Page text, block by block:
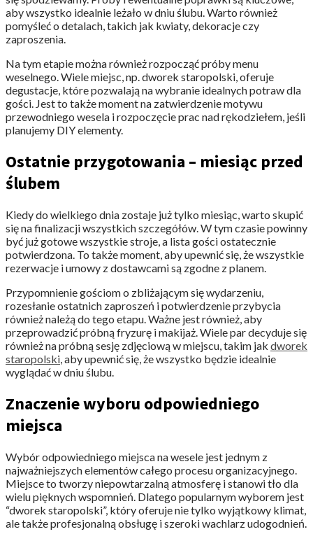
aby wszystko idealnie leżało w dniu ślubu. Warto również
pomyśleć o detalach, takich jak kwiaty, dekoracje czy
zaproszenia.
Na tym etapie można również rozpocząć próby menu
weselnego. Wiele miejsc, np. dworek staropolski, oferuje
degustacje, które pozwalają na wybranie idealnych potraw dla
gości. Jest to także moment na zatwierdzenie motywu
przewodniego wesela i rozpoczęcie prac nad rękodziełem, jeśli
planujemy DIY elementy.
Ostatnie przygotowania – miesiąc przed
ślubem
Kiedy do wielkiego dnia zostaje już tylko miesiąc, warto skupić
się na finalizacji wszystkich szczegółów. W tym czasie powinny
być już gotowe wszystkie stroje, a lista gości ostatecznie
potwierdzona. To także moment, aby upewnić się, że wszystkie
rezerwacje i umowy z dostawcami są zgodne z planem.
Przypomnienie gościom o zbliżającym się wydarzeniu,
rozesłanie ostatnich zaproszeń i potwierdzenie przybycia
również należą do tego etapu. Ważne jest również, aby
przeprowadzić próbną fryzurę i makijaż. Wiele par decyduje się
również na próbną sesję zdjęciową w miejscu, takim jak dworek
staropolski, aby upewnić się, że wszystko będzie idealnie
wyglądać w dniu ślubu.
Znaczenie wyboru odpowiedniego
miejsca
Wybór odpowiedniego miejsca na wesele jest jednym z
najważniejszych elementów całego procesu organizacyjnego.
Miejsce to tworzy niepowtarzalną atmosferę i stanowi tło dla
wielu pięknych wspomnień. Dlatego popularnym wyborem jest
“dworek staropolski”, który oferuje nie tylko wyjątkowy klimat,
ale także profesjonalną obsługę i szeroki wachlarz udogodnień.